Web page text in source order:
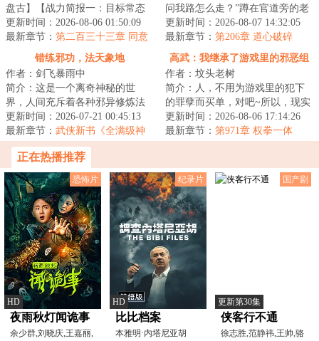
盘古】【战力简报一：目标常态
为普通青年男性，具备远超生物
极限的肉体强度...
更新时间：2026-08-06 01:50:09
最新章节： 第二百三十三章 同意
问我路怎么走？”蹲在官道旁的老
者瞥了眼王让，随即猛猛摇头
道：“别去啦...
更新时间：2026-08-07 14:32:05
最新章节： 第206章 道心破碎
与……龙游？
错练邪功，法天象地
作者：剑飞暴雨中
简介：这是一个离奇神秘的世
界，人间充斥着各种邪异修炼法
门，人一旦修炼，轻者容貌性情
变化，入魔发癫，...
更新时间：2026-07-21 00:45:13
最新章节： 武侠新书《全满级神
功，全江湖只有我能练成》
高武：我继承了游戏里的邪恶组
织
作者：坟头老树
简介：人，不用为游戏里的犯下
的罪孽而买单，对吧~所以，现实
里我唯唯诺诺，游戏里我重拳出
击。现实里我...
更新时间：2026-08-06 17:14:26
最新章节： 第971章 权拳一体
正在热播推荐
恐怖片
HD
夜雨秋灯闻诡事
余少群,刘晓庆,王嘉丽,
纪录片
HD
比比档案
本雅明·内塔尼亚胡
国产剧
更新第30集
侠客行不通
徐志胜,范静祎,王帅,骆